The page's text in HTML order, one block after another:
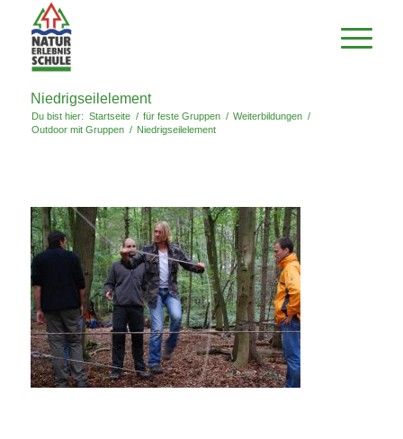
Niedrigseilelement
Du bist hier: Startseite / für feste Gruppen / Weiterbildungen /
Outdoor mit Gruppen / Niedrigseilelement